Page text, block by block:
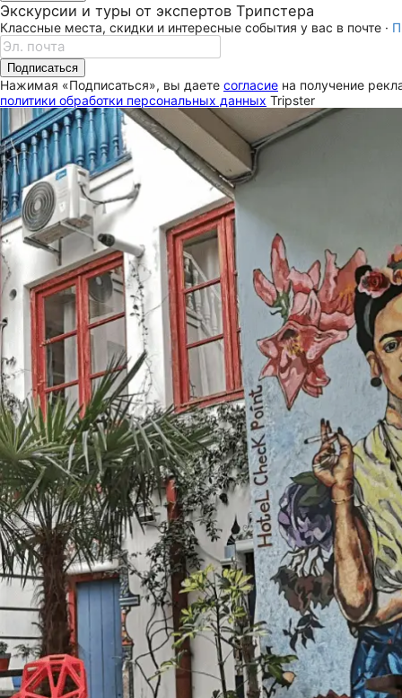
Экскурсии и туры от экспертов Трипстера
Классные места, скидки и интересные события у вас в почте ·
Подписаться
Нажимая «Подписаться», вы даете согласие на получение
политики обработки персональных данных Tripster